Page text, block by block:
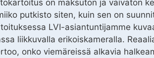
on maksuton ja vaivaton
putkisto siten, kuin sen on
LVI-asiantuntijamme
liikkuvalla erikoiskameralla.
onko viemäreissä alkavia